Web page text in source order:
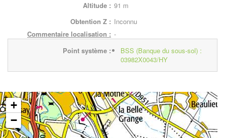
Altitude : 91 m
Obtention Z : Inconnu
Commentaire localisation : -
Point système :
BSS (Banque du sous-sol) :
03982X0043/HY
+
−